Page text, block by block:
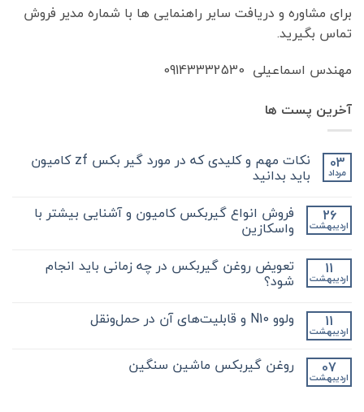
برای مشاوره و دریافت سایر راهنمایی ها با شماره مدیر فروش
تماس بگیرید.
مهندس اسماعیلی 09143332530
آخرین پست ها
03
مرداد
نکات مهم و کلیدی که در مورد گیر بکس zf کامیون
باید بدانید
دیدگاهی
نکات
مهم
کلیدی
در
مورد
بکس
کامیون
باید
نشده 26
اردیبهشت
فروش انواع گیربکس کامیون و آشنایی بیشتر با
واسکازین
برای
فروش
انواع
و
آشنایی
واسکازین
ثبت
نشده 11
اردیبهشت
تعویض روغن گیربکس در چه زمانی باید انجام
شود؟
برای
تعویض
در
چه
ثبت
نشده 11
اردیبهشت
ولوو N10 و قابلیت‌های آن در حمل‌ونقل
ولوو
N10
ثبت
نشده 07
اردیبهشت
روغن گیربکس ماشین سنگین